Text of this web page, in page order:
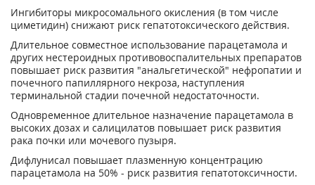
Ингибиторы микросомального окисления (в том числе
циметидин) снижают риск гепатотоксического действия.
Длительное совместное использование парацетамола и
других нестероидных противовоспалительных препаратов
повышает риск развития "анальгетической" нефропатии и
почечного папиллярного некроза, наступления
терминальной стадии почечной недостаточности.
Одновременное длительное назначение парацетамола в
высоких дозах и салицилатов повышает риск развития
рака почки или мочевого пузыря.
Дифлунисал повышает плазменную концентрацию
парацетамола на 50% - риск развития гепатотоксичности.